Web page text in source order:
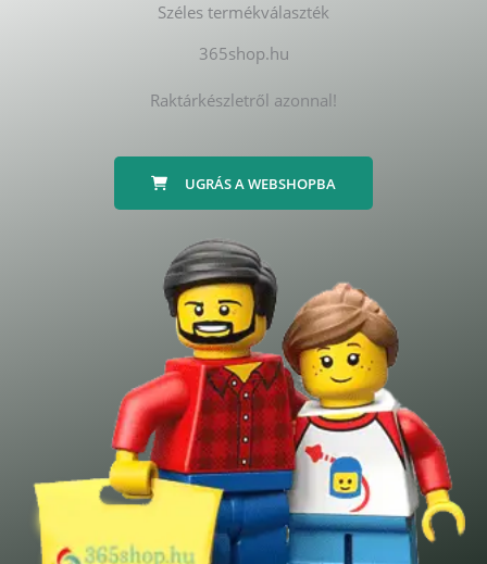
Széles termékválaszték
365shop.hu
Raktárkészletről azonnal!
UGRÁS A WEBSHOPBA